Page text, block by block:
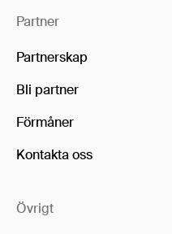
Partner
Partnerskap
Bli partner
Förmåner
Kontakta oss
Övrigt